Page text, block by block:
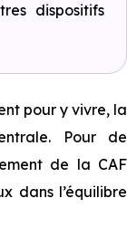
dispositifs
pour y vivre, la
Pour de
de la CAF
dans l’équilibre